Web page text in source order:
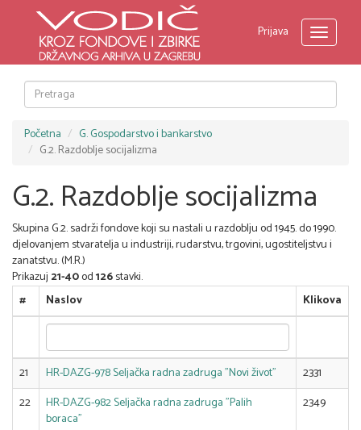
Prijava
Toggle
Početna
G. Gospodarstvo i bankarstvo
G.2. Razdoblje socijalizma
G.2. Razdoblje socijalizma
Skupina G.2. sadrži fondove koji su nastali u razdoblju od 1945. do 1990.
djelovanjem stvaratelja u industriji, rudarstvu, trgovini, ugostiteljstvu i
zanatstvu. (M.R.)
Prikazuj 21-40od126stavki.
#
Naslov Klikova
21 HR-DAZG-978 Seljačka radna zadruga "Novi život"
2331
22
HR-DAZG-982 Seljačka radna zadruga "Palih
boraca"
2349